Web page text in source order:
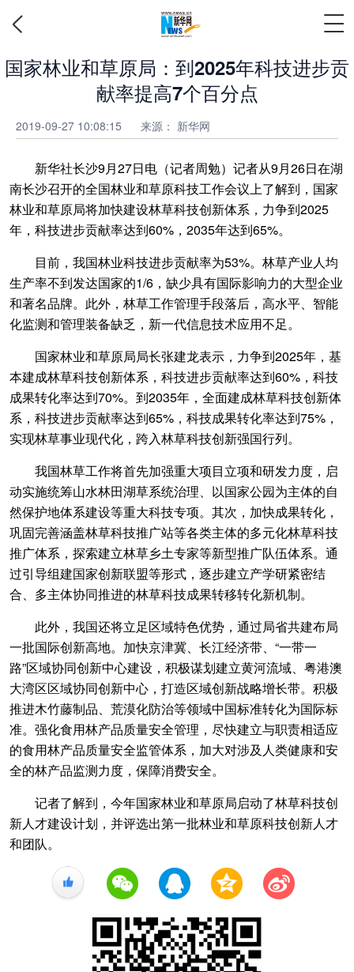
国家林业和草原局：到2025年科技进步贡
献率提高7个百分点
2019-09-27 10:08:15 来源： 新华网
新华社长沙9月27日电（记者周勉）记者从9月26日在湖
南长沙召开的全国林业和草原科技工作会议上了解到，国家
林业和草原局将加快建设林草科技创新体系，力争到2025
年，科技进步贡献率达到60%，2035年达到65%。
目前，我国林业科技进步贡献率为53%。林草产业人均
生产率不到发达国家的1/6，缺少具有国际影响力的大型企业
和著名品牌。此外，林草工作管理手段落后，高水平、智能
化监测和管理装备缺乏，新一代信息技术应用不足。
国家林业和草原局局长张建龙表示，力争到2025年，基
本建成林草科技创新体系，科技进步贡献率达到60%，科技
成果转化率达到70%。到2035年，全面建成林草科技创新体
系，科技进步贡献率达到65%，科技成果转化率达到75%，
实现林草事业现代化，跨入林草科技创新强国行列。
我国林草工作将首先加强重大项目立项和研发力度，启
动实施统筹山水林田湖草系统治理、以国家公园为主体的自
然保护地体系建设等重大科技专项。其次，加快成果转化，
巩固完善涵盖林草科技推广站等各类主体的多元化林草科技
推广体系，探索建立林草乡土专家等新型推广队伍体系。通
过引导组建国家创新联盟等形式，逐步建立产学研紧密结
合、多主体协同推进的林草科技成果转移转化新机制。
此外，我国还将立足区域特色优势，通过局省共建布局
一批国际创新高地。加快京津冀、长江经济带、“一带一
路”区域协同创新中心建设，积极谋划建立黄河流域、粤港澳
大湾区区域协同创新中心，打造区域创新战略增长带。积极
推进木竹藤制品、荒漠化防治等领域中国标准转化为国际标
准。强化食用林产品质量安全管理，尽快建立与职责相适应
的食用林产品质量安全监管体系，加大对涉及人类健康和安
全的林产品监测力度，保障消费安全。
记者了解到，今年国家林业和草原局启动了林草科技创
新人才建设计划，并评选出第一批林业和草原科技创新人才
和团队。
+1